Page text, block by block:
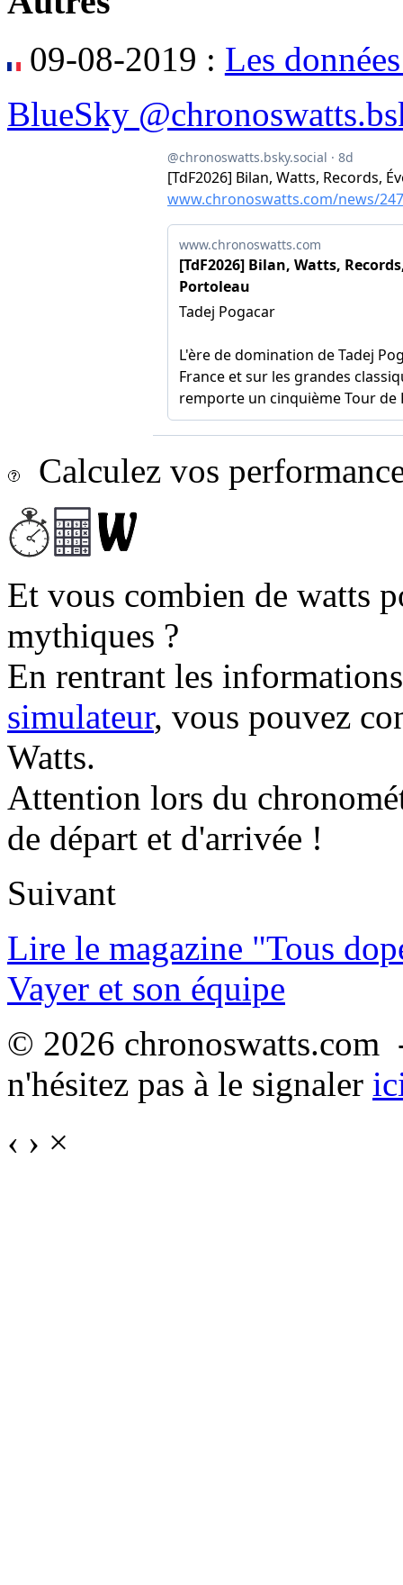
09-08-2019 : Les
BlueSky
Calculez vos
Et vous combien de watts
mythiques ?
En rentrant les
simulateur, vous pouvez
Watts.
Attention lors du
de départ et d'arrivée !
Suivant
Lire le magazine "Tous
Vayer et son équipe
© 2026
n'hésitez pas à le signaler
‹ › ×